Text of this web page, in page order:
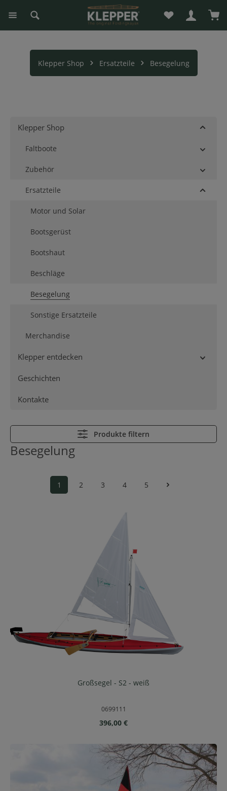
springen Du hast 0
Klepper Shop Ersatzteile Besegelung
Klepper Shop
Faltboote
Zubehör
Ersatzteile
Motor und Solar
Bootsgerüst
Bootshaut
Beschläge
Besegelung
Sonstige Ersatzteile
Merchandise
Klepper entdecken
Geschichten
Kontakte
Produkte filtern
Besegelung
Seite
1 Seite
2 Seite
3 Seite
4 Seite
5
Großsegel - S2 - weiß
0699111
Regulärer Preis:
396,00 €